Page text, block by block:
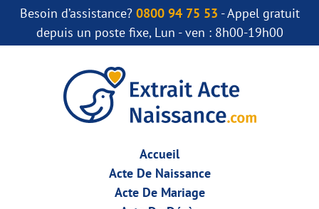
Besoin d’assistance? 0800 94 75 53 - Appel gratuit
depuis un poste fixe, Lun - ven : 8h00-19h00
Accueil
Acte De Naissance
Acte De Mariage